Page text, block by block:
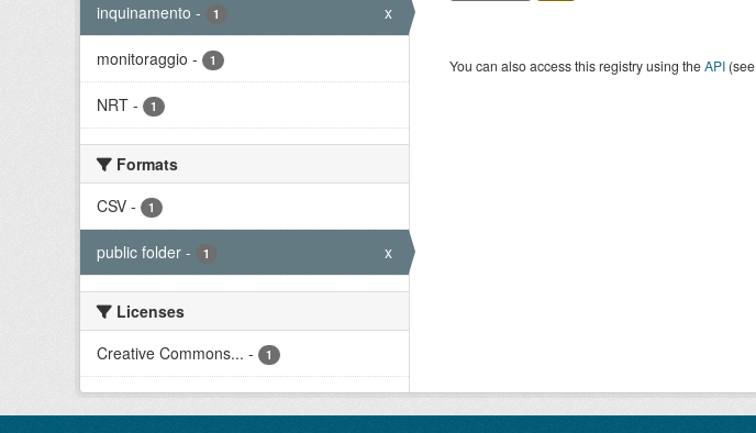
inquinamento - 1 x
monitoraggio - 1
NRT - 1
Formats
CSV - 1
public folder - 1 x
Licenses
Creative Commons... - 1
You can also access this registry using theAPI(see